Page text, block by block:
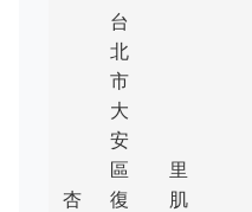
杏
台
北
市
大
安
區
復
里
肌